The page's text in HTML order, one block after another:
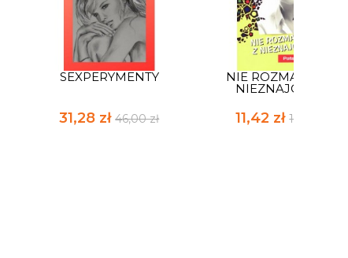
SEXPERYMENTY
31,28 zł46,00 zł
NIE ROZMAWIAJ Z
NIEZNAJOMYM
11,42 zł16,80 zł